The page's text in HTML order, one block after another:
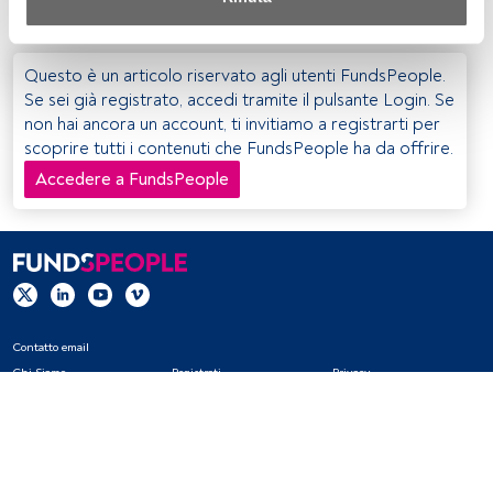
attiva delle caratteristiche del dispositivo per la sua
identificazione. Memorizzazione delle informazioni su un
dispositivo e/o accesso alle stesse. Pubblicità e contenuti
personalizzati, misurazione della pubblicità e dei
contenuti, ricerca sul pubblico e sviluppo di servizi.
Elenco dei partner (fornitori)
Questo è un articolo riservato agli utenti FundsPeople.
Se sei già registrato, accedi tramite il pulsante Login. Se
non hai ancora un account, ti invitiamo a registrarti per
scoprire tutti i contenuti che FundsPeople ha da offrire.
Accedere a FundsPeople
Contatto email
Chi Siamo
Registrati
Privacy